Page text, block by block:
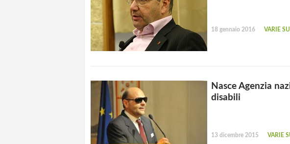
18 gennaio 2016 VARIE
Nasce Agenzia
disabili
13 dicembre 2015 VARIE